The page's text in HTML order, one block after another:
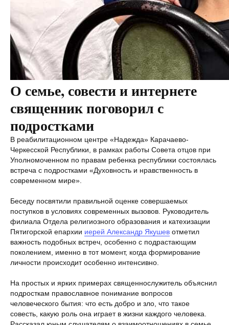
О семье, совести и интернете
священник поговорил с
подростками
В реабилитационном центре «Надежда» Карачаево-
Черкесской Республики, в рамках работы Совета отцов при
Уполномоченном по правам ребенка республики состоялась
встреча с подростками «Духовность и нравственность в
современном мире».
Беседу посвятили правильной оценке совершаемых
поступков в условиях современных вызовов. Руководитель
филиала Отдела религиозного образования и катехизации
Пятигорской епархии иерей Александр Якушев отметил
важность подобных встреч, особенно с подрастающим
поколением, именно в тот момент, когда формирование
личности происходит особенно интенсивно.
На простых и ярких примерах священнослужитель объяснил
подросткам православное понимание вопросов
человеческого бытия: что есть добро и зло, что такое
совесть, какую роль она играет в жизни каждого человека.